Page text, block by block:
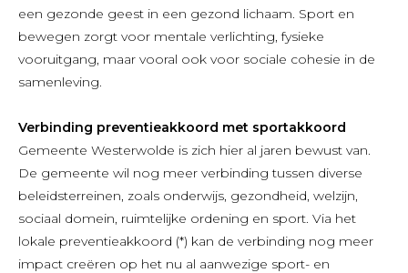
een gezonde geest in een gezond lichaam. Sport en
bewegen zorgt voor mentale verlichting, fysieke
vooruitgang, maar vooral ook voor sociale cohesie in de
samenleving.
Verbinding preventieakkoord met sportakkoord
Gemeente Westerwolde is zich hier al jaren bewust van.
De gemeente wil nog meer verbinding tussen diverse
beleidsterreinen, zoals onderwijs, gezondheid, welzijn,
sociaal domein, ruimtelijke ordening en sport. Via het
lokale preventieakkoord (*) kan de verbinding nog meer
impact creëren op het nu al aanwezige sport- en